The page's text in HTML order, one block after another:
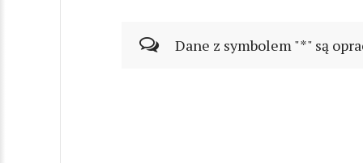
Dane z symbolem "*" są